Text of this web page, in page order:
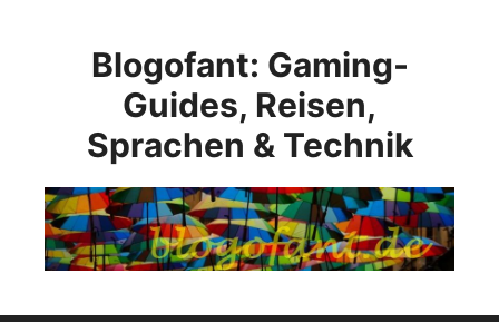
Blogofant: Gaming-
Guides, Reisen,
Sprachen & Technik